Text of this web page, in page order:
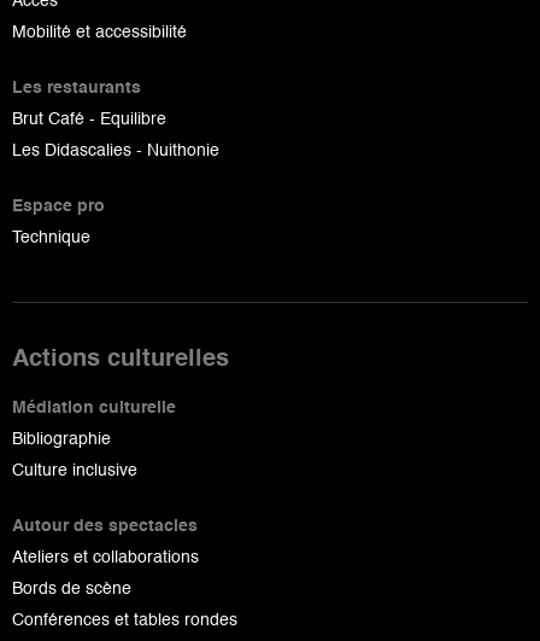
Mobilité et accessibilité
Les restaurants
Brut Café - Equilibre
Les Didascalies - Nuithonie
Espace pro
Technique
Actions culturelles
Médiation culturelle
Bibliographie
Culture inclusive
Autour des spectacles
Ateliers et collaborations
Bords de scène
Conférences et tables rondes